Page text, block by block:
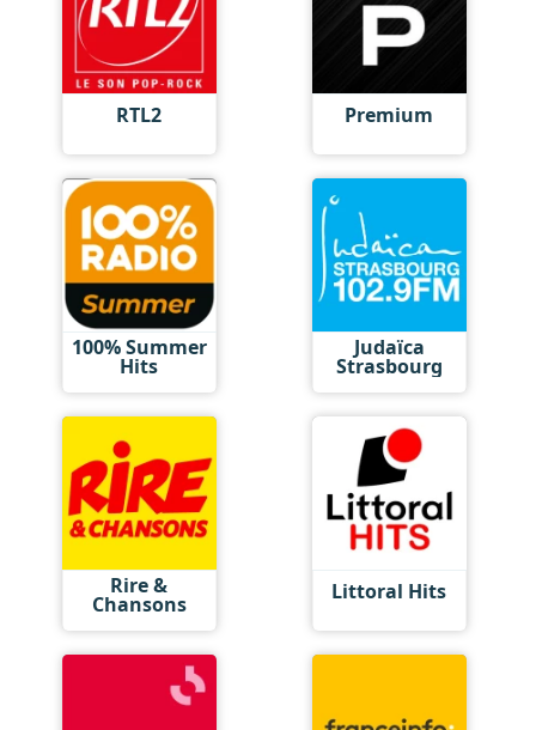
RTL2 Premium
100% Summer
Hits
Judaïca
Strasbourg
Rire &
Chansons Littoral Hits